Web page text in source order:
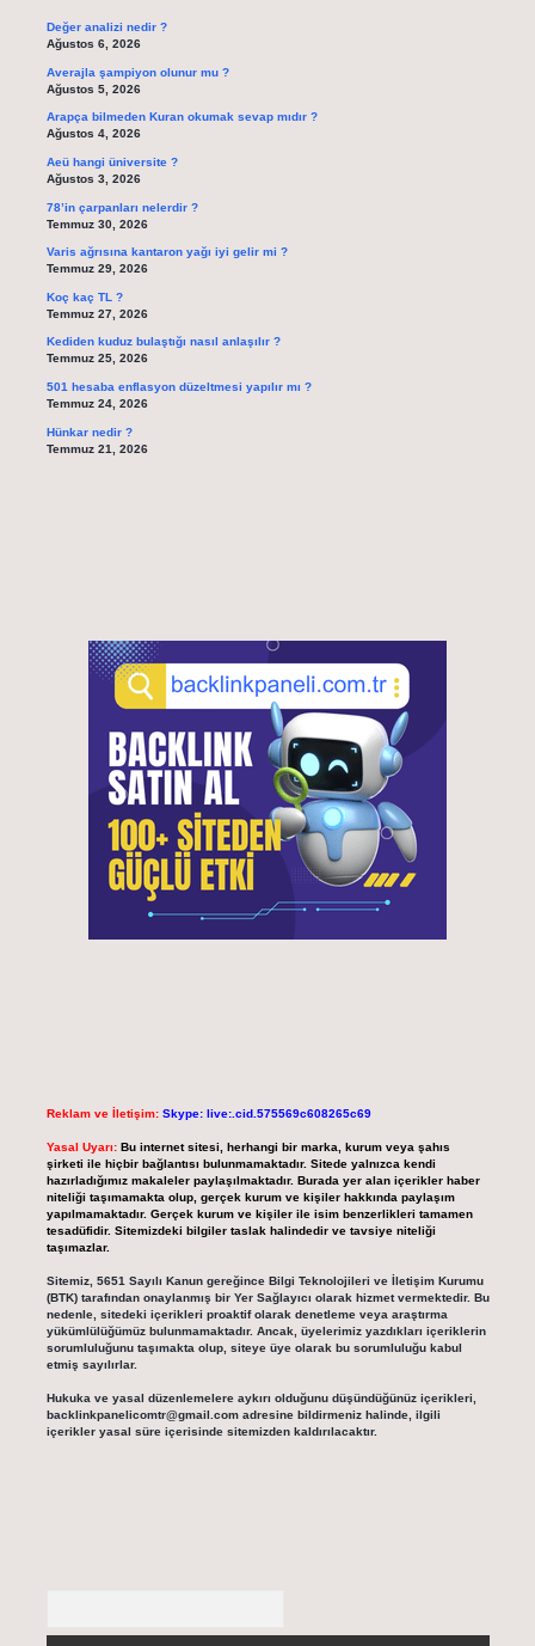
Değer analizi nedir ?
Ağustos 6, 2026
Averajla şampiyon olunur mu ?
Ağustos 5, 2026
Arapça bilmeden Kuran okumak sevap mıdır ?
Ağustos 4, 2026
Aeü hangi üniversite ?
Ağustos 3, 2026
78’in çarpanları nelerdir ?
Temmuz 30, 2026
Varis ağrısına kantaron yağı iyi gelir mi ?
Temmuz 29, 2026
Koç kaç TL ?
Temmuz 27, 2026
Kediden kuduz bulaştığı nasıl anlaşılır ?
Temmuz 25, 2026
501 hesaba enflasyon düzeltmesi yapılır mı ?
Temmuz 24, 2026
Hünkar nedir ?
Temmuz 21, 2026
Reklam ve İletişim: Skype: live:.cid.575569c608265c69
Yasal Uyarı: Bu internet sitesi, herhangi bir marka, kurum veya şahıs
şirketi ile hiçbir bağlantısı bulunmamaktadır. Sitede yalnızca kendi
hazırladığımız makaleler paylaşılmaktadır. Burada yer alan içerikler haber
niteliği taşımamakta olup, gerçek kurum ve kişiler hakkında paylaşım
yapılmamaktadır. Gerçek kurum ve kişiler ile isim benzerlikleri tamamen
tesadüfidir. Sitemizdeki bilgiler taslak halindedir ve tavsiye niteliği
taşımazlar.
Sitemiz, 5651 Sayılı Kanun gereğince Bilgi Teknolojileri ve İletişim Kurumu
(BTK) tarafından onaylanmış bir Yer Sağlayıcı olarak hizmet vermektedir. Bu
nedenle, sitedeki içerikleri proaktif olarak denetleme veya araştırma
yükümlülüğümüz bulunmamaktadır. Ancak, üyelerimiz yazdıkları içeriklerin
sorumluluğunu taşımakta olup, siteye üye olarak bu sorumluluğu kabul
etmiş sayılırlar.
Hukuka ve yasal düzenlemelere aykırı olduğunu düşündüğünüz içerikleri,
backlinkpanelicomtr@gmail.comadresine bildirmeniz halinde, ilgili
içerikler yasal süre içerisinde sitemizden kaldırılacaktır.